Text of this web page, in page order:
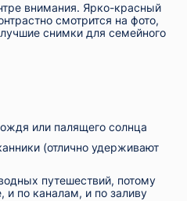
внимания. Ярко-красный
смотрится на фото,
снимки для семейного
или палящего солнца
(отлично удерживают
путешествий, потому
и по каналам, и по заливу